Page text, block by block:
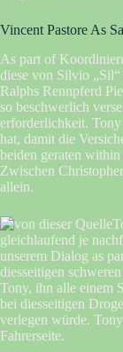
Vincent Pastore As
As part of
diese von Silvio „Sil“
Ralphs Rennpferd
so beschwerlich
erforderlichkeit.
hat, damit die
beiden geraten
Zwischen
allein.
gleichlaufend je
unserem Dialog as
diesseitigen
Tony, ihn alle einem
bei diesseitigen
verlegen würde.
Fahrerseite.